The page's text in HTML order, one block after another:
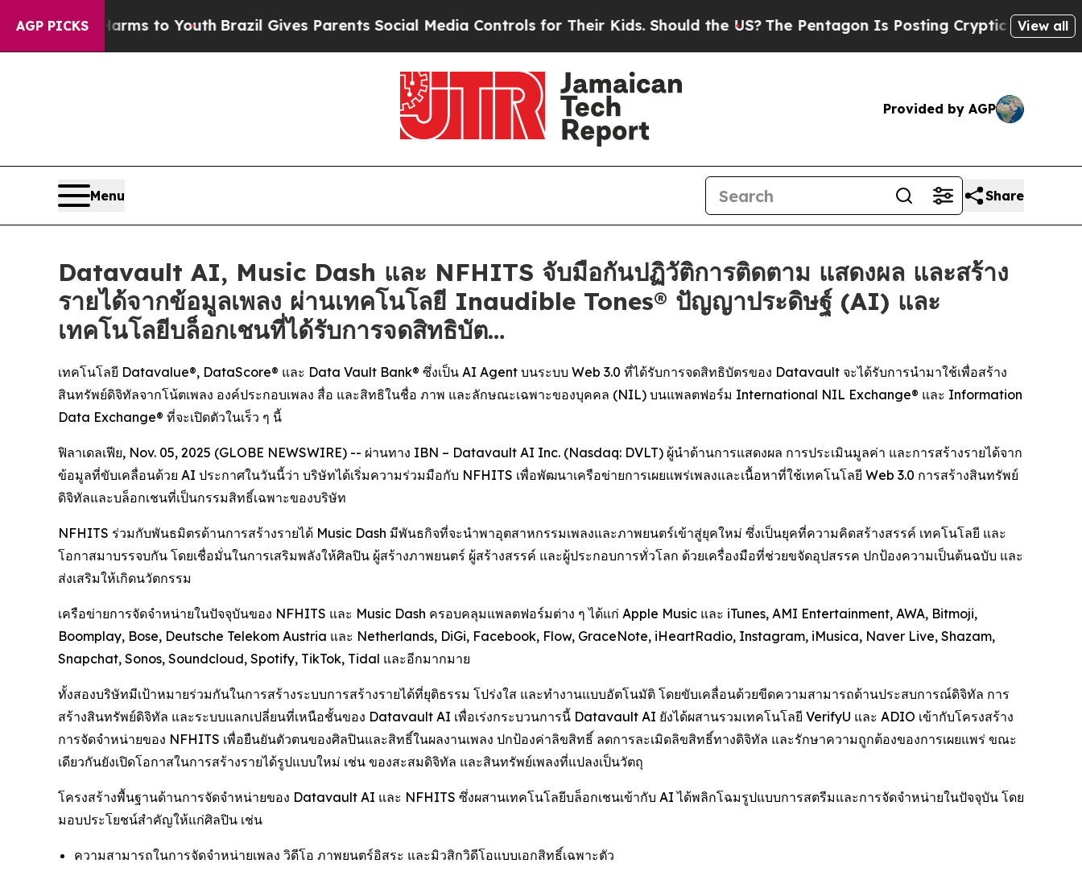
AGP PICKS
Harms to YouthBrazil Gives Parents Social Media Controls for Their Kids. Should the US?The Pentagon Is Posting Cryptic Biblical Messages
View all
Provided by AGP
Menu Share
Datavault AI, Music Dash และ NFHITS จับมือกันปฏิวัติการติดตาม แสดงผล และสร้าง
รายได้จากข้อมูลเพลง ผ่านเทคโนโลยี Inaudible Tones® ปัญญาประดิษฐ์ (AI) และ
เทคโนโลยีบล็อกเชนที่ได้รับการจดสิทธิบัต…
เทคโนโลยี Datavalue®, DataScore® และ Data Vault Bank® ซึ่งเป็น AI Agent บนระบบ Web 3.0 ที่ได้รับการจดสิทธิบัตรของ Datavault จะได้รับการนำมาใช้เพื่อสร้าง
สินทรัพย์ดิจิทัลจากโน้ตเพลง องค์ประกอบเพลง สื่อ และสิทธิในชื่อ ภาพ และลักษณะเฉพาะของบุคคล (NIL) บนแพลตฟอร์ม International NIL Exchange® และ Information
Data Exchange® ที่จะเปิดตัวในเร็ว ๆ นี้
ฟิลาเดลเฟีย, Nov. 05, 2025 (GLOBE NEWSWIRE) -- ผ่านทาง IBN – Datavault AI Inc. (Nasdaq: DVLT) ผู้นำด้านการแสดงผล การประเมินมูลค่า และการสร้างรายได้จาก
ข้อมูลที่ขับเคลื่อนด้วย AI ประกาศในวันนี้ว่า บริษัทได้เริ่มความร่วมมือกับ NFHITS เพื่อพัฒนาเครือข่ายการเผยแพร่เพลงและเนื้อหาที่ใช้เทคโนโลยี Web 3.0 การสร้างสินทรัพย์
ดิจิทัลและบล็อกเชนที่เป็นกรรมสิทธิ์เฉพาะของบริษัท
NFHITS ร่วมกับพันธมิตรด้านการสร้างรายได้ Music Dash มีพันธกิจที่จะนำพาอุตสาหกรรมเพลงและภาพยนตร์เข้าสู่ยุคใหม่ ซึ่งเป็นยุคที่ความคิดสร้างสรรค์ เทคโนโลยี และ
โอกาสมาบรรจบกัน โดยเชื่อมั่นในการเสริมพลังให้ศิลปิน ผู้สร้างภาพยนตร์ ผู้สร้างสรรค์ และผู้ประกอบการทั่วโลก ด้วยเครื่องมือที่ช่วยขจัดอุปสรรค ปกป้องความเป็นต้นฉบับ และ
ส่งเสริมให้เกิดนวัตกรรม
เครือข่ายการจัดจำหน่ายในปัจจุบันของ NFHITS และ Music Dash ครอบคลุมแพลตฟอร์มต่าง ๆ ได้แก่ Apple Music และ iTunes, AMI Entertainment, AWA, Bitmoji,
Boomplay, Bose, Deutsche Telekom Austria และ Netherlands, DiGi, Facebook, Flow, GraceNote, iHeartRadio, Instagram, iMusica, Naver Live, Shazam,
Snapchat, Sonos, Soundcloud, Spotify, TikTok, Tidal และอีกมากมาย
ทั้งสองบริษัทมีเป้าหมายร่วมกันในการสร้างระบบการสร้างรายได้ที่ยุติธรรม โปร่งใส และทำงานแบบอัตโนมัติ โดยขับเคลื่อนด้วยขีดความสามารถด้านประสบการณ์ดิจิทัล การ
สร้างสินทรัพย์ดิจิทัล และระบบแลกเปลี่ยนที่เหนือชั้นของ Datavault AI เพื่อเร่งกระบวนการนี้ Datavault AI ยังได้ผสานรวมเทคโนโลยี VerifyU และ ADIO เข้ากับโครงสร้าง
การจัดจำหน่ายของ NFHITS เพื่อยืนยันตัวตนของศิลปินและสิทธิ์ในผลงานเพลง ปกป้องค่าลิขสิทธิ์ ลดการละเมิดลิขสิทธิ์ทางดิจิทัล และรักษาความถูกต้องของการเผยแพร่ ขณะ
เดียวกันยังเปิดโอกาสในการสร้างรายได้รูปแบบใหม่ เช่น ของสะสมดิจิทัล และสินทรัพย์เพลงที่แปลงเป็นวัตถุ
โครงสร้างพื้นฐานด้านการจัดจำหน่ายของ Datavault AI และ NFHITS ซึ่งผสานเทคโนโลยีบล็อกเชนเข้ากับ AI ได้พลิกโฉมรูปแบบการสตรีมและการจัดจำหน่ายในปัจจุบัน โดย
มอบประโยชน์สำคัญให้แก่ศิลปิน เช่น
ความสามารถในการจัดจำหน่ายเพลง วิดีโอ ภาพยนตร์อิสระ และมิวสิกวิดีโอแบบเอกสิทธิ์เฉพาะตัว